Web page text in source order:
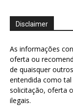
Disclaimer
As informações
oferta ou
de quaisquer
entendida como
solicitação, oferta
ilegais.